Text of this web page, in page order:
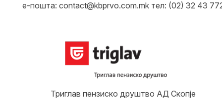
е-пошта: contact@kbprvo.com.mk тел: (02) 32 43
Триглав пензиско друштво АД Скопје